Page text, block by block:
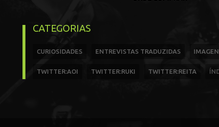
CATEGORIAS
CURIOSIDADES ENTREVISTAS TRADUZIDAS
TWITTER:AOI TWITTER:RUKI TWITTER:REITA